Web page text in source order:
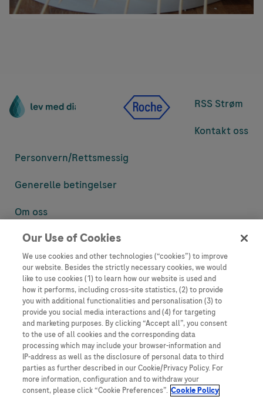
RSS Strøm
Kontakt oss
Personvern/Rettsmessig
Generelle betingelser
Om oss
Denne nettsiden inneholder informasjon som er målsatt til en stor
informasjon som ellers ikke er tilgjengelig eller gyldig i ditt land.
Vennligst vær oppmerksom på at vi ikke tar noe ansvar for tilgang til
informasjon som muligens ikke er i samsvar med noen gyldig juridisk
prosess, regulering, registrering eller bruk i bostedslandet ditt.
Roche har ikke alltid mulighet til å kvalitetssikre andres innlegg, men
vil fjerne villedende eller upassende innlegg så langt det lar seg gjøre.
Vi har ikke ansvar for innhold på eksterne nettsider som det lenkes til.
Kopiering av materiale fra dette nettstedet for bruk annet sted er ikke
tillatt uten avtale. Nettstedet selger plass til annonsører, og slikt
innhold er merket.
Dette nettstedet er ikke beregnet for å rapportere bivirkninger eller
Our Use of Cookies
We use cookies and other technologies (“cookies”) to improve
our website. Besides the strictly necessary cookies, we would
like to use cookies (1) to learn how our website is used and
how it performs, including cross-site statistics, (2) to provide
you with additional functionalities and personalisation (3) to
provide you social media interactions and (4) for targeting
and marketing purposes. By clicking “Accept all”, you consent
to the use of all cookies and the corresponding data
processing which may include your browser-information and
IP-address as well as the disclosure of personal data to third
parties as further described in our Cookie/Privacy Policy. For
more information, configuration and to withdraw your
consent, please click “Cookie Preferences”. Cookie Policy